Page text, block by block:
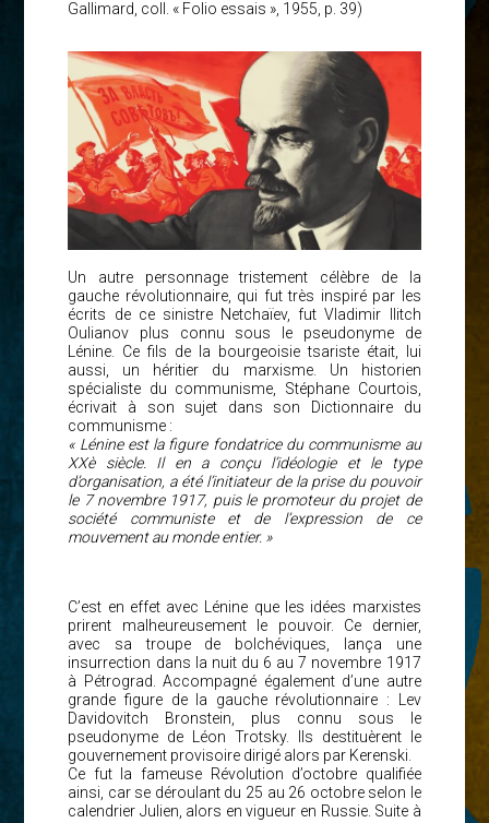
Gallimard, coll. « Folio essais », 1955, p. 39)
Un autre personnage tristement célèbre de la
gauche révolutionnaire, qui fut très inspiré par les
écrits de ce sinistre Netchaïev, fut Vladimir Ilitch
Oulianov plus connu sous le pseudonyme de
Lénine. Ce fils de la bourgeoisie tsariste était, lui
aussi, un héritier du marxisme. Un historien
spécialiste du communisme, Stéphane Courtois,
écrivait à son sujet dans son Dictionnaire du
communisme :
« Lénine est la figure fondatrice du communisme au
XXè siècle. Il en a conçu l’idéologie et le type
d’organisation, a été l’initiateur de la prise du pouvoir
le 7 novembre 1917, puis le promoteur du projet de
société communiste et de l’expression de ce
mouvement au monde entier. »
C’est en effet avec Lénine que les idées marxistes
prirent malheureusement le pouvoir. Ce dernier,
avec sa troupe de bolchéviques, lança une
insurrection dans la nuit du 6 au 7 novembre 1917
à Pétrograd. Accompagné également d’une autre
grande figure de la gauche révolutionnaire : Lev
Davidovitch Bronstein, plus connu sous le
pseudonyme de Léon Trotsky. Ils destituèrent le
gouvernement provisoire dirigé alors par Kerenski.
Ce fut la fameuse Révolution d’octobre qualifiée
ainsi, car se déroulant du 25 au 26 octobre selon le
calendrier Julien, alors en vigueur en Russie. Suite à